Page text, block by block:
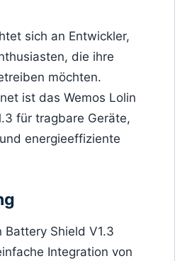
sich an Entwickler,
die ihre
möchten.
ist das Wemos Lolin
für tragbare Geräte,
energieeffiziente
Battery Shield V1.3
Integration von